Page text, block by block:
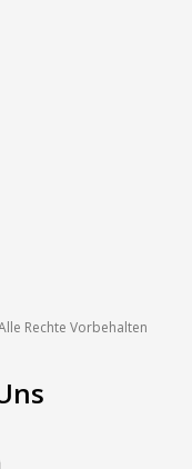
Rechte Vorbehalten